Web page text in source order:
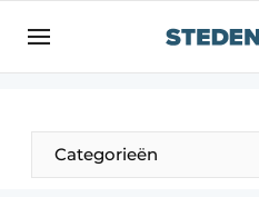
Aanmelden
asset
authlogoff logon
Categorieën